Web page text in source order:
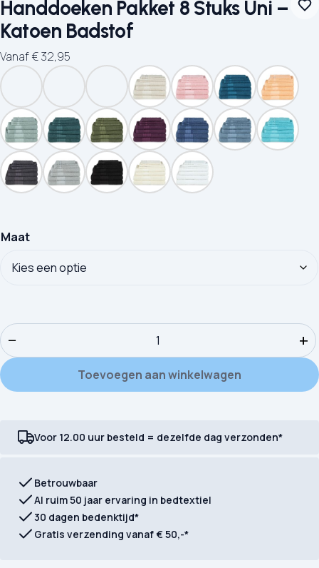
Handdoeken Pakket 8 Stuks Uni –
Katoen Badstof
Vanaf€32,95
Maat
Handdoeken Pakket 8 Stuks Uni - Katoen Badstof aantal
− +
Toevoegen aan winkelwagen
Voor 12.00 uur besteld = dezelfde dag verzonden*
Betrouwbaar
Al ruim 50 jaar ervaring in bedtextiel
30 dagen bedenktijd*
Gratis verzending vanaf € 50,-*